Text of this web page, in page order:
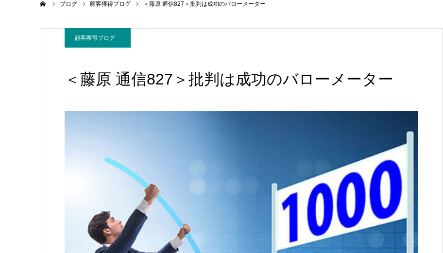
ブログ 顧客獲得ブログ ＜藤原 通信827＞批判は成功のバローメーター
顧客獲得ブログ
＜藤原 通信827＞批判は成功のバローメーター